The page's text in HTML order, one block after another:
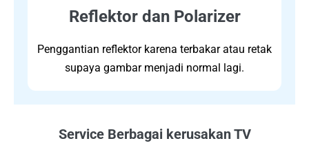
Reflektor dan Polarizer
Penggantian reflektor karena terbakar atau retak
supaya gambar menjadi normal lagi.
Service Berbagai kerusakan TV